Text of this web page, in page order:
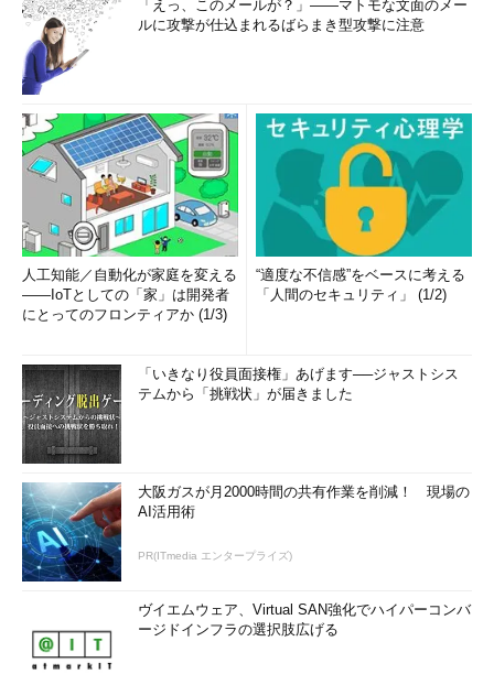
「えっ、このメールが？」――マトモな文面のメー
ルに攻撃が仕込まれるばらまき型攻撃に注意
人工知能／自動化が家庭を変える
――IoTとしての「家」は開発者
にとってのフロンティアか (1/3)
“適度な不信感”をベースに考える
「人間のセキュリティ」 (1/2)
「いきなり役員面接権」あげます──ジャストシス
テムから「挑戦状」が届きました
大阪ガスが月2000時間の共有作業を削減！ 現場の
AI活用術
PR(ITmedia エンタープライズ)
ヴイエムウェア、Virtual SAN強化でハイパーコンバ
ージドインフラの選択肢広げる